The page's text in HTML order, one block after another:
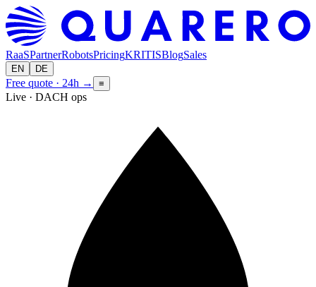
RaaSPartnerRobotsPricingKRITISBlogSales
EN DE
Free quote · 24h → ≡
Live · DACH ops